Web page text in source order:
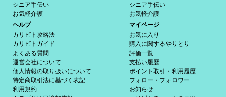
シニア手伝い
お気軽介護
シニア手伝い
お気軽介護
ヘルプ
カリビト攻略法
カリビトガイド
よくある質問
運営会社について
個人情報の取り扱いについて
特定商取引法に基づく表記
利用規約
マイページ
お気に入り
購入に関するやりとり
評価一覧
支払い履歴
ポイント取引・利用履歴
フォロー・フォロワー
お知らせ